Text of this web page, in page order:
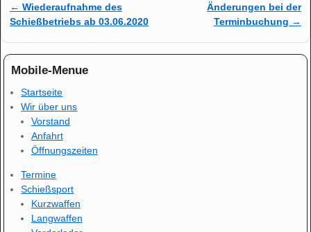
Artikelnavigation
← Wiederaufnahme des
Schießbetriebs ab 03.06.2020
Änderungen bei der
Terminbuchung →
Mobile-Menue
Startseite
Wir über uns
Vorstand
Anfahrt
Öffnungszeiten
Termine
Schießsport
Kurzwaffen
Langwaffen